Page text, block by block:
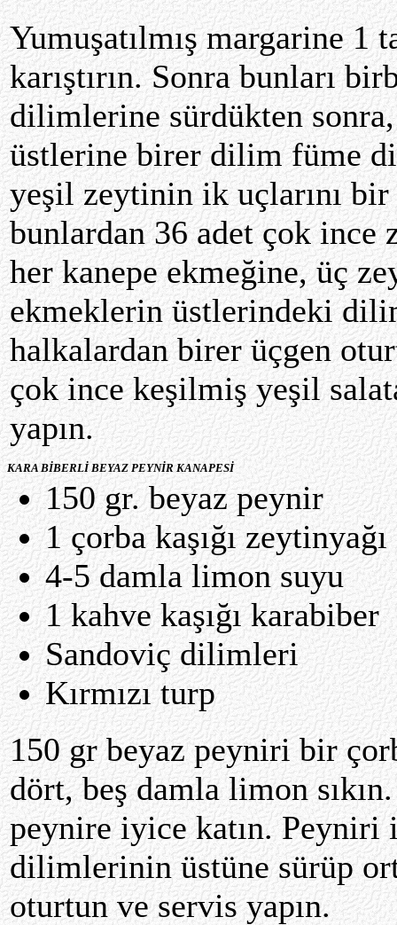
Yumuşatılmış margarine 1
karıştırın. Sonra bunları
dilimlerine sürdükten
üstlerine birer dilim füme
yeşil zeytinin ik uçlarını bir
bunlardan 36 adet çok ince
her kanepe ekmeğine, üç
ekmeklerin üstlerindeki
halkalardan birer üçgen
çok ince keşilmiş yeşil
yapın.
KARA BİBERLİ BEYAZ PEYNİR KANAPESİ
150 gr. beyaz peynir
1 çorba kaşığı zeytinyağı
4-5 damla limon suyu
1 kahve kaşığı karabiber
Sandoviç dilimleri
Kırmızı turp
150 gr beyaz peyniri bir
dört, beş damla limon
peynire iyice katın. Peyniri
dilimlerinin üstüne sürüp
oturtun ve servis yapın.